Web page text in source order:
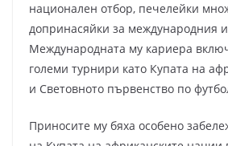
национален отбор, печелейки
допринасяйки за международния
Международната му кариера
големи турнири като Купата на
и Световното първенство по
Приносите му бяха особено